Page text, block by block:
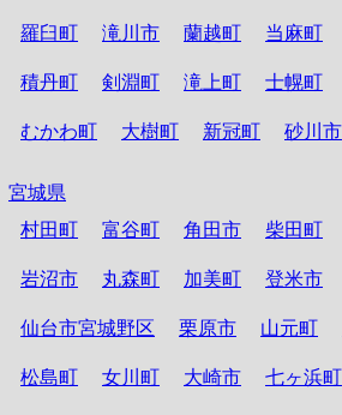
羅臼町 滝川市 蘭越町 当麻町
積丹町 剣淵町 滝上町 士幌町
むかわ町 大樹町 新冠町 砂川市
宮城県
村田町
富谷町 角田市 柴田町
岩沼市 丸森町 加美町 登米市
仙台市宮城野区 栗原市 山元町
松島町 女川町 大崎市 七ヶ浜町